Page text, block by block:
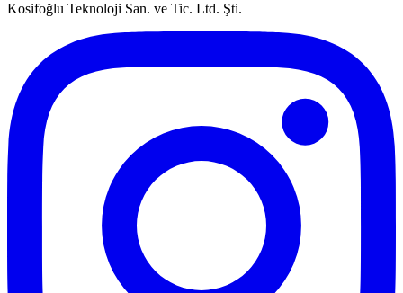
Kosifoğlu Teknoloji San. ve Tic. Ltd. Şti.